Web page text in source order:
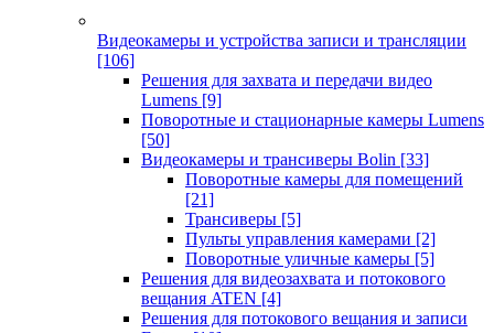
Видеокамеры и устройства записи и трансляции
[106]
Решения для захвата и передачи видео
Lumens [9]
Поворотные и стационарные камеры Lumens
[50]
Видеокамеры и трансиверы Bolin [33]
Поворотные камеры для помещений
[21]
Трансиверы [5]
Пульты управления камерами [2]
Поворотные уличные камеры [5]
Решения для видеозахвата и потокового
вещания ATEN [4]
Решения для потокового вещания и записи